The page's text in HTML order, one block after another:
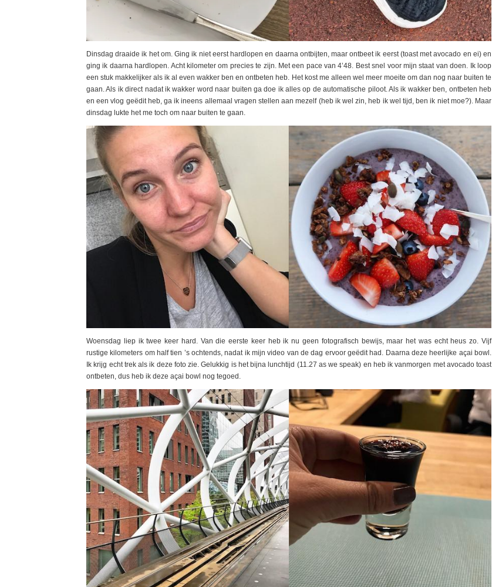
Dinsdag draaide ik het om. Ging ik niet eerst hardlopen en daarna ontbijten, maar ontbeet ik eerst (toast met avocado en ei) en
ging ik daarna hardlopen. Acht kilometer om precies te zijn. Met een pace van 4’48. Best snel voor mijn staat van doen. Ik loop
een stuk makkelijker als ik al even wakker ben en ontbeten heb. Het kost me alleen wel meer moeite om dan nog naar buiten te
gaan. Als ik direct nadat ik wakker word naar buiten ga doe ik alles op de automatische piloot. Als ik wakker ben, ontbeten heb
en een vlog geëdit heb, ga ik ineens allemaal vragen stellen aan mezelf (heb ik wel zin, heb ik wel tijd, ben ik niet moe?). Maar
dinsdag lukte het me toch om naar buiten te gaan.
Woensdag liep ik twee keer hard. Van die eerste keer heb ik nu geen fotografisch bewijs, maar het was echt heus zo. Vijf
rustige kilometers om half tien ’s ochtends, nadat ik mijn video van de dag ervoor geëdit had. Daarna deze heerlijke açai bowl.
Ik krijg echt trek als ik deze foto zie. Gelukkig is het bijna lunchtijd (11.27 as we speak) en heb ik vanmorgen met avocado toast
ontbeten, dus heb ik deze açai bowl nog tegoed.